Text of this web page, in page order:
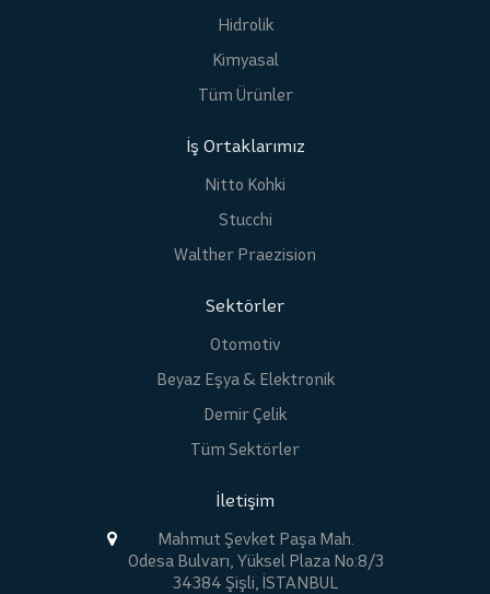
Hidrolik
Kimyasal
Tüm Ürünler
İş Ortaklarımız
Nitto Kohki
Stucchi
Walther Praezision
Sektörler
Otomotiv
Beyaz Eşya & Elektronik
Demir Çelik
Tüm Sektörler
İletişim
Mahmut Şevket Paşa Mah.
Odesa Bulvarı, Yüksel Plaza No:8/3
34384 Şişli, İSTANBUL